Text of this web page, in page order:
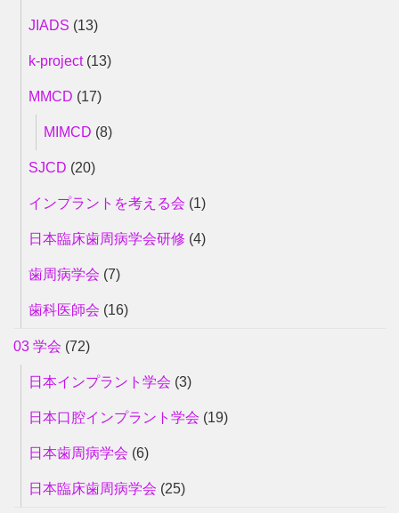
JIADS (13)
k-project(13)
MMCD (17)
MIMCD (8)
SJCD (20)
インプラントを考える会 (1)
日本臨床歯周病学会研修 (4)
歯周病学会 (7)
歯科医師会 (16)
03 学会 (72)
日本インプラント学会 (3)
日本口腔インプラント学会 (19)
日本歯周病学会 (6)
日本臨床歯周病学会 (25)